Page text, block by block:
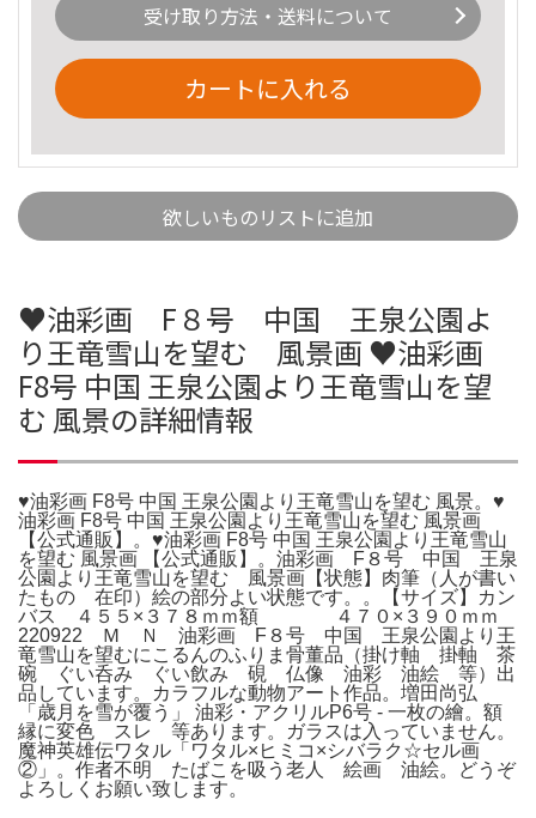
受け取り方法・送料について
カートに入れる
欲しいものリストに追加
♥油彩画 F８号 中国 王泉公園よ
り王竜雪山を望む 風景画 ♥油彩画
F8号 中国 王泉公園より王竜雪山を望
む 風景の詳細情報
♥油彩画 F8号 中国 王泉公園より王竜雪山を望む 風景。♥
油彩画 F8号 中国 王泉公園より王竜雪山を望む 風景画
【公式通販】。♥油彩画 F8号 中国 王泉公園より王竜雪山
を望む 風景画 【公式通販】。油彩画 F８号 中国 王泉
公園より王竜雪山を望む 風景画【状態】肉筆（人が書い
たもの 在印）絵の部分よい状態です。。【サイズ】カン
バス ４５５×３７８ｍｍ額 ４７０×３９０ｍｍ
220922 Ｍ Ｎ 油彩画 F８号 中国 王泉公園より王
竜雪山を望むにこるんのふりま骨董品（掛け軸 掛軸 茶
碗 ぐい呑み ぐい飲み 硯 仏像 油彩 油絵 等）出
品しています。カラフルな動物アート作品。増田尚弘
「歳月を雪が覆う」 油彩・アクリルP6号 - 一枚の繪。額
縁に変色 スレ 等あります。ガラスは入っていません。
魔神英雄伝ワタル「ワタル×ヒミコ×シバラク☆セル画
②」。作者不明 たばこを吸う老人 絵画 油絵。どうぞ
よろしくお願い致します。